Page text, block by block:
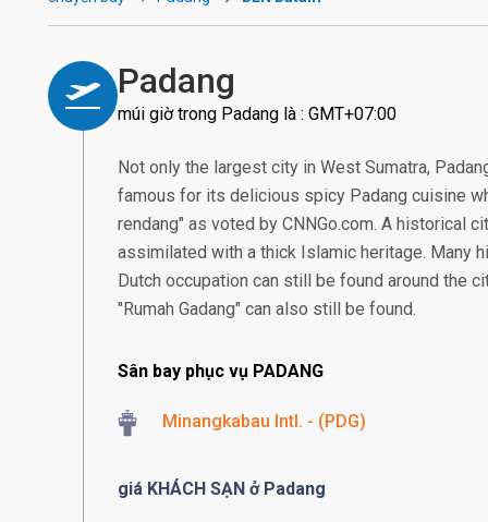
Padang
múi giờ trong Padang là : GMT+07:00
Not only the largest city in West Sumatra,
famous for its delicious spicy Padang cuisine
rendang" as voted by CNNGo.com. A historical
assimilated with a thick Islamic heritage. Many
Dutch occupation can still be found around the
"Rumah Gadang" can also still be found.
Sân bay phục vụ PADANG
Minangkabau Intl. - (PDG)
giá KHÁCH SẠN ở Padang